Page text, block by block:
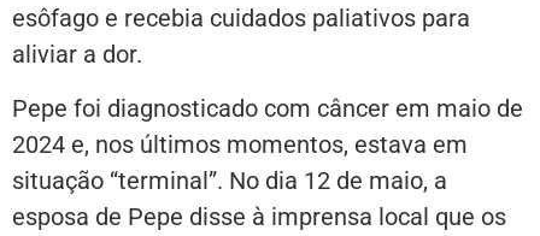
esôfago e recebia cuidados paliativos para
aliviar a dor.
Pepe foi diagnosticado com câncer em maio de
2024 e, nos últimos momentos, estava em
situação “terminal”. No dia 12 de maio, a
esposa de Pepe disse à imprensa local que os